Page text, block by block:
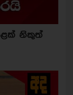
නිකුත්